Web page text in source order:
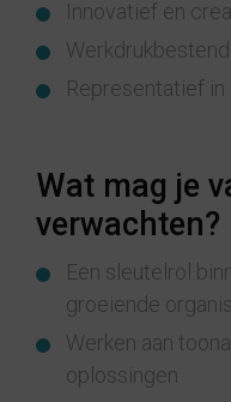
Innovatief en
Representatief
Wat mag je
verwachten?
Een sleutelrol
groeiende
Werken aan
oplossingen